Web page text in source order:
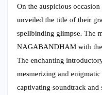
On the auspicious
unveiled the title of their
spellbinding glimpse. The
NAGABANDHAM with the
The enchanting
mesmerizing and
captivating soundtrack and